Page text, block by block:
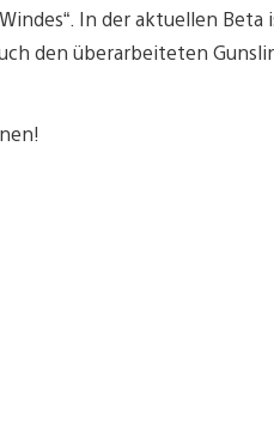
In der aktuellen
den überarbeiteten